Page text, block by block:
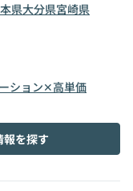
県大分県宮崎県
ション✕高単価
を探す